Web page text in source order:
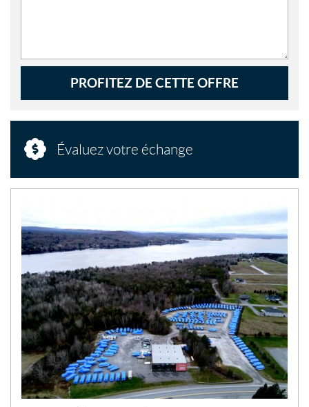
PROFITEZ DE CETTE OFFRE
Évaluez votre échange
O
U
V
E
L
L
E
S